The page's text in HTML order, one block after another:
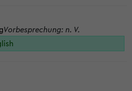
Vorbesprechung: n. V.